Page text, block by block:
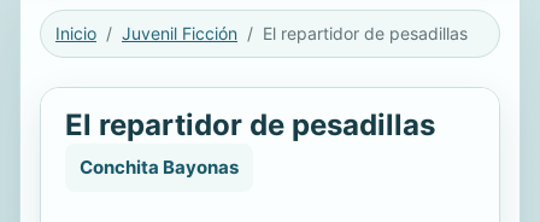
Inicio Juvenil Ficción El repartidor de pesadillas
El repartidor de pesadillas
Conchita Bayonas